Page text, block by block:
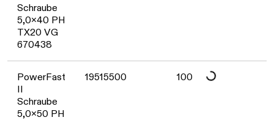
Schraube
5,0x40 PH
TX20 VG
670438
Daten werden geladen. Bitte warten...
PowerFast
II
Schraube
5,0x50 PH
19515500 100